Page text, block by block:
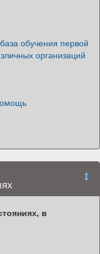
обучения первой
организаций
в